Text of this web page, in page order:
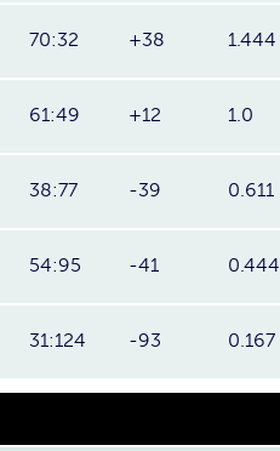
70:32 +38 1.444
61:49 +12 1.0
38:77 -39 0.611
54:95 -41 0.444
31:124 -93 0.167